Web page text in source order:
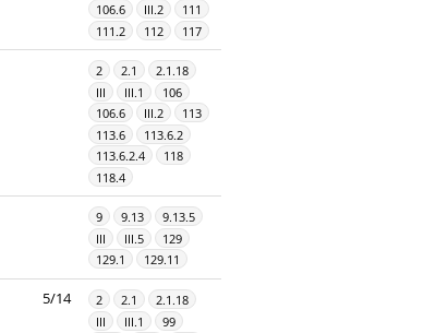
106.6
III.2
111
111.2
112 117
2 2.1
2.1.18
III
III.1
106
106.6
III.2
113
113.6
113.6.2
113.6.2.4
118
118.4
9 9.13
9.13.5
III
III.5
129
129.1
129.11
5/14 2 2.1
2.1.18
III
III.1
99